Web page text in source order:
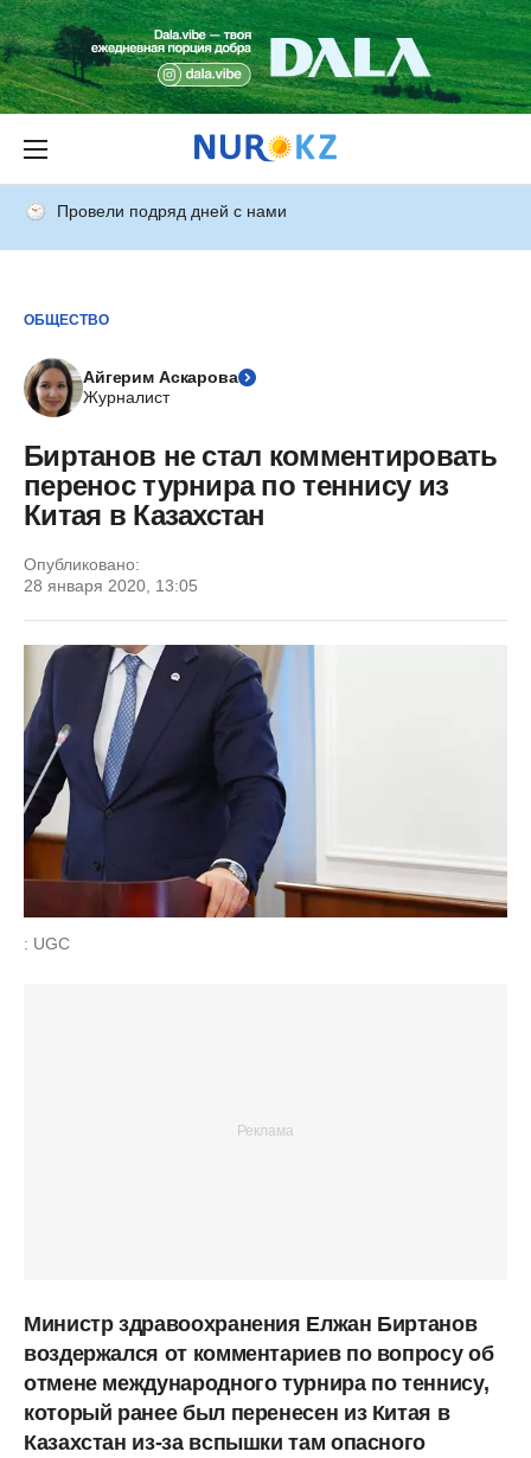
Провели подряд дней с нами
ОБЩЕСТВО
Айгерим Аскарова
Журналист
Биртанов не стал комментировать
перенос турнира по теннису из
Китая в Казахстан
Опубликовано:
28 января 2020, 13:05
: UGC
Министр здравоохранения Елжан Биртанов
воздержался от комментариев по вопросу об
отмене международного турнира по теннису,
который ранее был перенесен из Китая в
Казахстан из-за вспышки там опасного